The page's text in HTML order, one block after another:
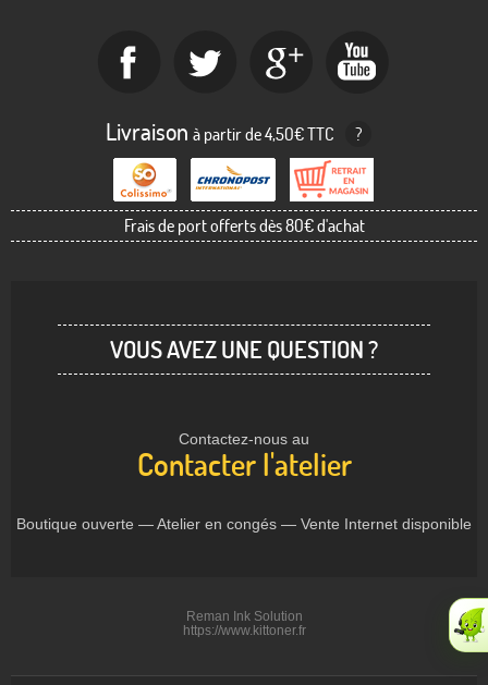
Livraison à partir de 4,50€ TTC ?
Frais de port offerts dès 80€ d'achat
VOUS AVEZ UNE QUESTION ?
Contactez-nous au
Contacter l'atelier
Boutique ouverte — Atelier en congés — Vente Internet disponible
Reman Ink Solution
https://www.kittoner.fr